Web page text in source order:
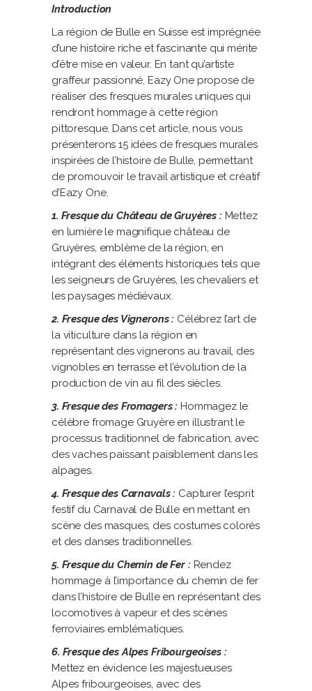
Introduction
La région de Bulle en Suisse est imprégnée
d’une histoire riche et fascinante qui mérite
d’être mise en valeur. En tant qu’artiste
graffeur passionné, Eazy One propose de
réaliser des fresques murales uniques qui
rendront hommage à cette région
pittoresque. Dans cet article, nous vous
présenterons 15 idées de fresques murales
inspirées de l’histoire de Bulle, permettant
de promouvoir le travail artistique et créatif
d’Eazy One.
1. Fresque du Château de Gruyères : Mettez
en lumière le magnifique château de
Gruyères, emblème de la région, en
intégrant des éléments historiques tels que
les seigneurs de Gruyères, les chevaliers et
les paysages médiévaux.
2. Fresque des Vignerons : Célébrez l’art de
la viticulture dans la région en
représentant des vignerons au travail, des
vignobles en terrasse et l’évolution de la
production de vin au fil des siècles.
3. Fresque des Fromagers : Hommagez le
célèbre fromage Gruyère en illustrant le
processus traditionnel de fabrication, avec
des vaches paissant paisiblement dans les
alpages.
4. Fresque des Carnavals : Capturer l’esprit
festif du Carnaval de Bulle en mettant en
scène des masques, des costumes colorés
et des danses traditionnelles.
5. Fresque du Chemin de Fer : Rendez
hommage à l’importance du chemin de fer
dans l’histoire de Bulle en représentant des
locomotives à vapeur et des scènes
ferroviaires emblématiques.
6. Fresque des Alpes Fribourgeoises :
Mettez en évidence les majestueuses
Alpes fribourgeoises, avec des